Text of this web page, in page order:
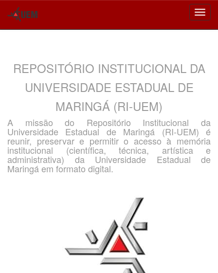
REPOSITÓRIO INSTITUCIONAL DA
UNIVERSIDADE ESTADUAL DE
MARINGÁ (RI-UEM)
A missão do Repositório Institucional da
Universidade Estadual de Maringá (RI-UEM) é
reunir, preservar e permitir o acesso à memória
institucional (científica, técnica, artística e
administrativa) da Universidade Estadual de
Maringá em formato digital.